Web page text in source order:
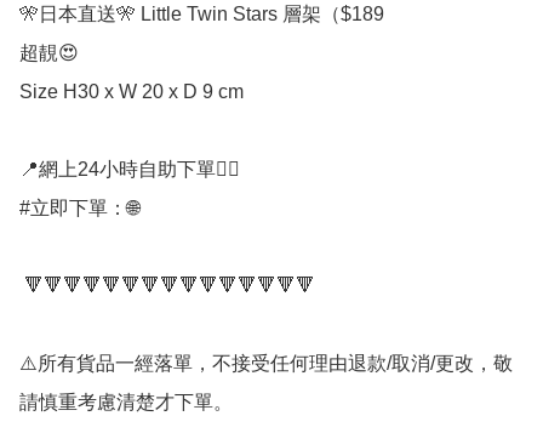
🎌日本直送🎌 Little Twin Stars 層架（$189
超靚😍
Size H30 x W 20 x D 9 cm
📍網上24小時自助下單👍🏻
#立即下單：🌐
⚠️所有貨品一經落單，不接受任何理由退款/取消/更改，敬
請慎重考慮清楚才下單。